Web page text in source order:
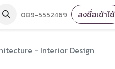
089-5552469 ลงชื่อเข้าใช้
- Interior Design